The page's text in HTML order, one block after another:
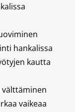
hankalissa
kautta
vaikeaa